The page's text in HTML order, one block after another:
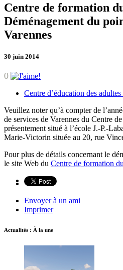
Centre de formation
Déménagement du
Varennes
30 juin 2014
0
Centre d’éducation des
Veuillez noter qu’à compter de
de services de Varennes du Centre
présentement situé à l’école J.-P.-
Marie-Victorin située au 20, rue
Pour plus de détails concernant le
le site Web du Centre de formation
Envoyer à un ami
Imprimer
Actualités : À la une